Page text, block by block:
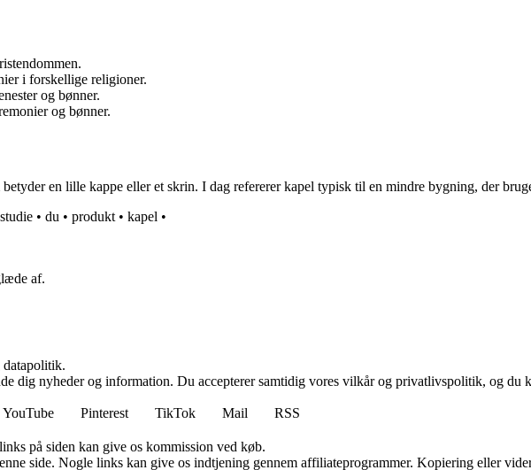
i forskellige religioner.
og bønner.
og bønner.
en lille kappe eller et skrin. I dag refererer kapel typisk til en mindre bygning, der
studie • du • produkt • kapel •
af.
datapolitik.
dig nyheder og information. Du accepterer samtidig vores vilkår og privatlivspolitik, og du
YouTube Pinterest TikTok Mail
RSS
på siden kan give os kommission ved køb.
side. Nogle links kan give os indtjening gennem affiliateprogrammer. Kopiering eller